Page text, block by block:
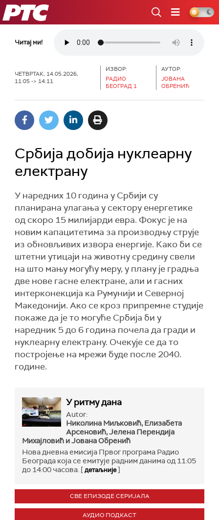
РТС
Читај ми!
ЧЕТВРТАК, 14.05.2026,
11:05 -> 14:11
ИЗВОР:
РАДИО
БЕОГРАД 1
АУТОР:
ЈОВАНА
ОБРЕНИЋ
Србија добија нуклеарну
електрану
У наредних 10 година у Србији су
планирана улагања у сектору енергетике
од скоро 15 милијарди евра. Фокус је на
новим капацитетима за производњу струје
из обновљивих извора енергије. Како би се
штетни утицаји на животну средину свели
на што мању могућу меру, у плану је градња
две нове гасне електране, али и гасних
интерконекција ка Румунији и Северној
Македонији. Ако се кроз припремне студије
покаже да је то могуће Србија би у
наредник 5 до 6 година почела да гради и
нуклеарну електрану. Очекује се да то
постројење на мрежи буде после 2040.
године.
У ритму дана
Autor:
Николина Миљковић, Елизабета
Арсеновић, Јелена Перендија
Михајловић и Јована Обренић
Нова дневна емисија Првог програма Радио
Београда која се емитује радним данима од 11:05
до 14:00 часова. [детаљније]
СВЕ ЕПИЗОДЕ СЕРИЈАЛА
АУДИО ПОДКАСТ